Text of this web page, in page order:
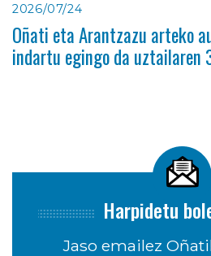
2026/07/24
Oñati eta Arantzazu arteko
indartu egingo da uztailaren
Harpidetu
Jaso emailez